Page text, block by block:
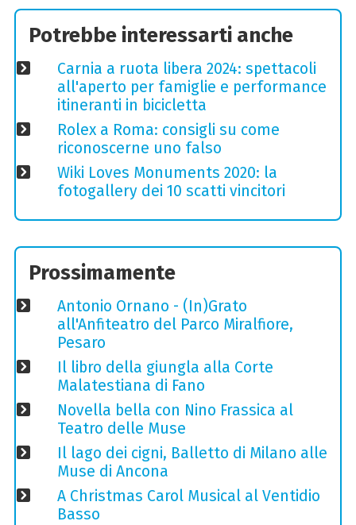
Potrebbe interessarti anche
Carnia a ruota libera 2024: spettacoli
all'aperto per famiglie e performance
itineranti in bicicletta
Rolex a Roma: consigli su come
riconoscerne uno falso
Wiki Loves Monuments 2020: la
fotogallery dei 10 scatti vincitori
Prossimamente
Antonio Ornano - (In)Grato
all'Anfiteatro del Parco Miralfiore,
Pesaro
Il libro della giungla alla Corte
Malatestiana di Fano
Novella bella con Nino Frassica al
Teatro delle Muse
Il lago dei cigni, Balletto di Milano alle
Muse di Ancona
A Christmas Carol Musical al Ventidio
Basso